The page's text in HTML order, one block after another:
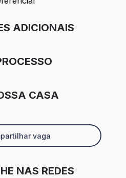
ADICIONAIS
CASA
vaga
NAS REDES